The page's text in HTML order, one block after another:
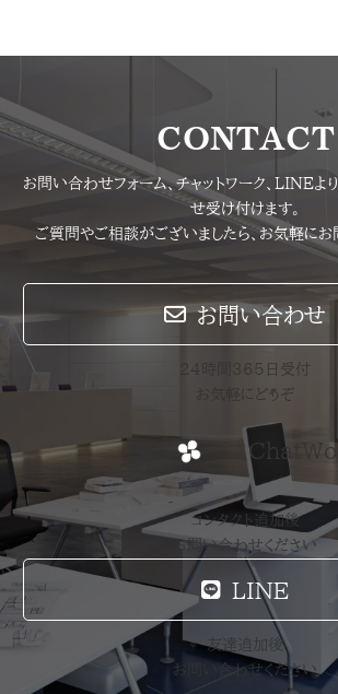
CONTACT
お問い合わせフォーム、チャットワーク、LINE
せ受け付けます。
ご質問やご相談がございましたら、お気軽にお
お問い合わせ
24時間365日受付
お気軽にどうぞ
コンタクト追加後
お問い合わせください
LINE
友達追加後
お問い合わせください